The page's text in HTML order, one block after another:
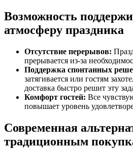
Возможность
атмосферу праздника
Отсутствие перерывов:
прерывается из-за
Поддержка спонтанных
затягивается или гостям
доставка быстро решит эту
Комфорт гостей: Все
повышает уровень
Современная
традиционным